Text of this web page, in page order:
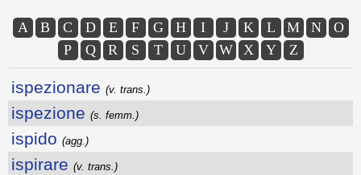
A B C D E F G H I J K L M N
O
P
Q R S T U V W X Y Z
ispezionare (v. trans.)
ispezione (s. femm.)
ispido (agg.)
ispirare (v. trans.)